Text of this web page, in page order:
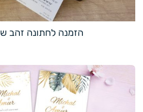
הזמנה לחתונה זהב